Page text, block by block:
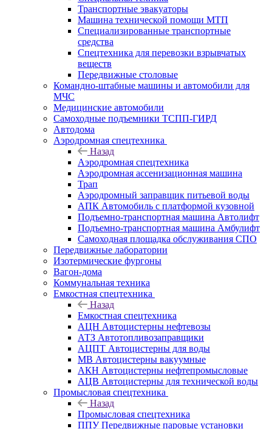
Транспортные эвакуаторы
Машина технической помощи МТП
Специализированные транспортные
средства
Спецтехника для перевозки взрывчатых
веществ
Передвижные столовые
Командно-штабные машины и автомобили для
МЧС
Медицинские автомобили
Самоходные подъемники ТСПП-ГИРД
Автодома
Аэродромная спецтехника
Назад
Аэродромная спецтехника
Аэродромная ассенизационная машина
Трап
Аэродромный заправщик питьевой воды
АПК Автомобиль с платформой кузовной
Подъемно-транспортная машина Автолифт
Подъемно-транспортная машина Амбулифт
Самоходная площадка обслуживания СПО
Передвижные лаборатории
Изотермические фургоны
Вагон-дома
Коммунальная техника
Емкостная спецтехника
Назад
Емкостная спецтехника
АЦН Автоцистерны нефтевозы
АТЗ Автотопливозаправщики
АЦПТ Автоцистерны для воды
МВ Автоцистерны вакуумные
АКН Автоцистерны нефтепромысловые
АЦВ Автоцистерны для технической воды
Промысловая спецтехника
Назад
Промысловая спецтехника
ППУ Передвижные паровые установки